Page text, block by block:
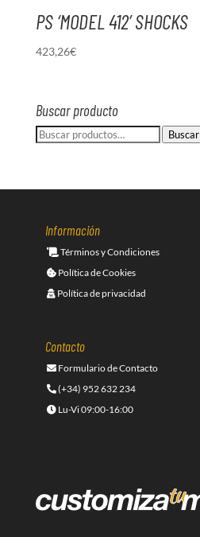
PS ‘MODEL 412’ SHOCKS
423,26€
Buscar producto
Buscar
Buscar
Información
Términos y Condiciones
Política de Cookies
Política de privacidad
Contacto
Formulario de Contacto
(+34) 952 632 234
Lu-Vi 09:00-16:00